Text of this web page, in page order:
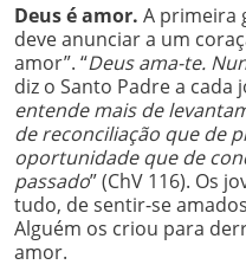
Deus é amor. A primeira
deve anunciar a um
amor”. “Deus ama-te.
diz o Santo Padre a cada
entende mais de
de reconciliação que de
oportunidade que de
passado” (ChV 116). Os
tudo, de sentir-se
Alguém os criou para
amor.